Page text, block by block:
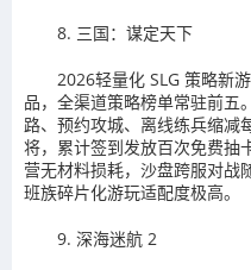
8. 三国：谋定天下
2026轻量化 SLG 策略新
品，全渠道策略榜单常驻前五
路、预约攻城、离线练兵缩减
将，累计签到发放百次免费抽
营无材料损耗，沙盘跨服对战
班族碎片化游玩适配度极高。
9. 深海迷航 2